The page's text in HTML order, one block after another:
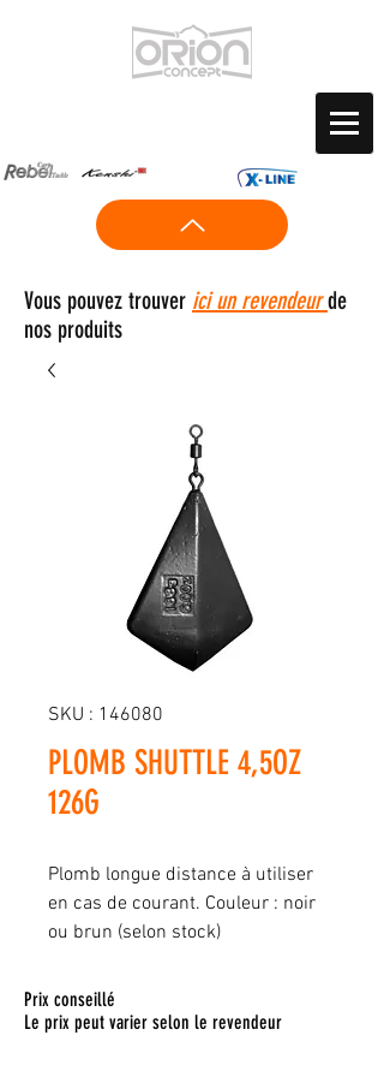
Vous pouvez trouver ici un revendeurde
nos produits
SKU : 146080
PLOMB SHUTTLE 4,5OZ
126G
Plomb longue distance à utiliser
en cas de courant. Couleur : noir
ou brun (selon stock)
Prix conseillé
Le prix peut varier selon le revendeur